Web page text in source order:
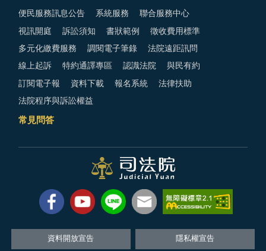
便民服務訊息公告 系統服務 聯合服務中心
視訊開庭 訴訟須知 書狀範例 徵收費用標準
多元化繳費服務 調閱電子筆錄 法院遠距訊問
線上起訴 特約通譯專區 認識法院 與民有約
訂閱電子報 資料下載 報名系統 法律扶助
法院程序與訴訟權益
常見問答
資料開放宣告 隱私權宣告